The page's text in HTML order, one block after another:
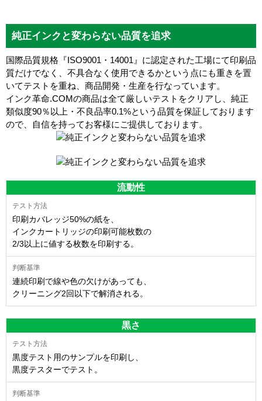
純正インクと変わらない品質を追求
国際品質規格『ISO9001・14001』に認定された工場にて印刷品
質だけでなく、不具合なく使用できるかという点にも重きを置
いてテストを重ね、商品開発・生産を行なっています。
インク革命.COMの商品は全て厳しいテストをクリアし、 純正
類似度90％以上・不良品率0.1%という品質を保証しております
ので、自信を持ってお客様にご提供しております。
流動性
印刷カバレッジ50%の紙を、
インクカートリッジの印刷可能枚数の
2/3以上に値する枚数を印刷する。
連続印刷で線や色の欠けがあっても、
クリーニング2回以下で解消される。
黒さ
黒度テスト用のサンプルを印刷し、
黒度テスターでテスト。